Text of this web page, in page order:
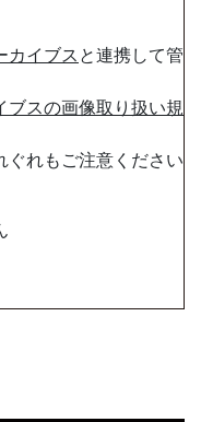
カイブス と連携して管
ブスの画像取り扱い規
ぐれもご注意ください